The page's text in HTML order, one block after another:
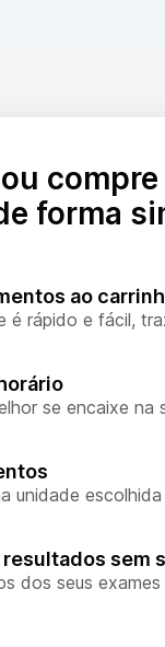
forma
ao
é rápido e fácil,
se encaixe na
unidade escolhida
sem
dos seus